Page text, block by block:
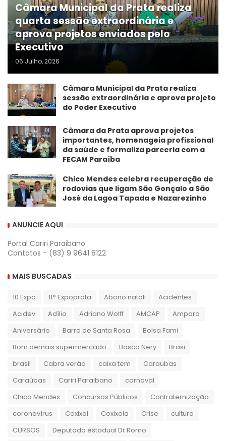
Câmara Municipal da Prata realiza
quarta sessão extraordinária e
aprova projetos enviados pelo
Executivo
06 Julho, 2026
Câmara Municipal da Prata realiza
sessão extraordinária e aprova projeto
do Poder Executivo
​Câmara da Prata aprova projetos
importantes, homenageia profissional
da saúde e formaliza parceria com a
FECAM Paraíba
Chico Mendes celebra recuperação de
rodovias que ligam São Gonçalo a São
José da Lagoa Tapada e Nazarezinho
ANUNCIE AQUI
Portal Cariri Paraibano
Contatos - (83) 9 9641 8122
MAIS BUSCADAS
10 Expo 11° Expoprata Abono natali
Acidentes
Acidev
Adílio Adriano Wolff AMCAP
Amparo
Aniversário
Barra de Santa Rosa
Bolsa Fami
Bom demais supermercado
Bosco Nery
Brasi
brasil
Cabra verão caixa tem
Caraubas
Caraúbas
Cariri Paraibano
carnaval
Chico Mendes
Concursos Públicos
Confraternização
coronavírus
Coxixol Coxixola Crise
cultura
CURSOS
Deputado estadual Dr.Romo